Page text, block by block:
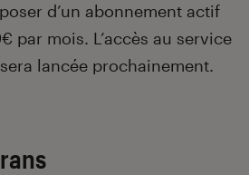
d’un abonnement actif
par mois. L’accès au service
lancée prochainement.